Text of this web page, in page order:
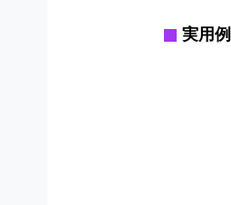
実用例